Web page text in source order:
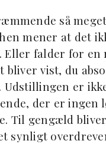
så
mener at det
Eller falder for en
bliver vist, du
Udstillingen er
der er ingen
Til gengæld
synligt